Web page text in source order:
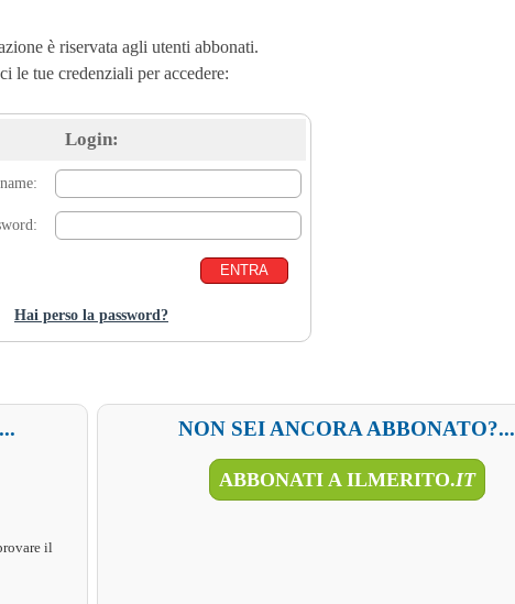
è riservata agli utenti abbonati.
le tue credenziali per accedere:
Login:
Hai perso la password?
il
NON SEI ANCORA ABBONATO?...
ABBONATI A ILMERITO.IT